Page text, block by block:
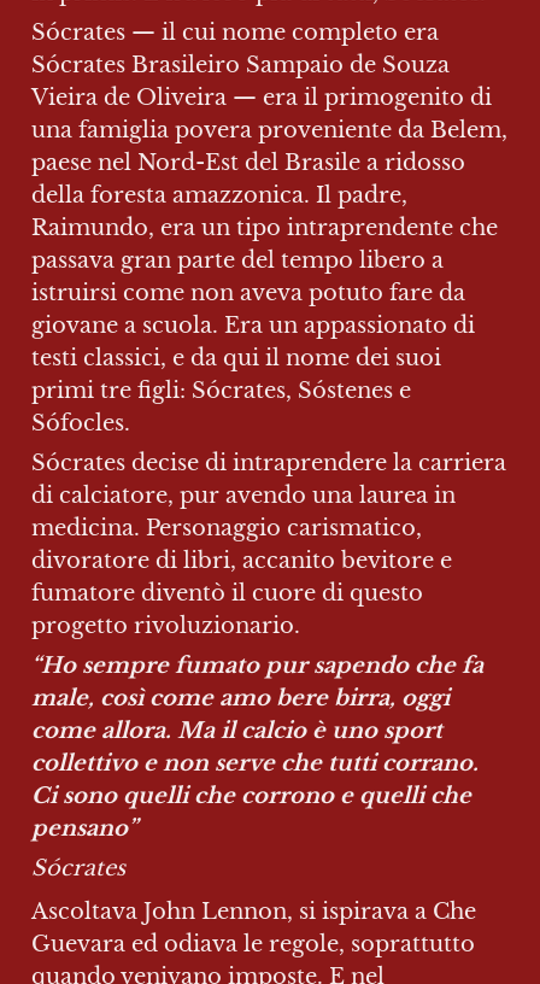
Sócrates — il cui nome completo era
Sócrates Brasileiro Sampaio de Souza
Vieira de Oliveira — era il primogenito di
una famiglia povera proveniente da Belem,
paese nel Nord-Est del Brasile a ridosso
della foresta amazzonica. Il padre,
Raimundo, era un tipo intraprendente che
passava gran parte del tempo libero a
istruirsi come non aveva potuto fare da
giovane a scuola. Era un appassionato di
testi classici, e da qui il nome dei suoi
primi tre figli: Sócrates, Sóstenes e
Sófocles.
Sócrates decise di intraprendere la carriera
di calciatore, pur avendo una laurea in
medicina. Personaggio carismatico,
divoratore di libri, accanito bevitore e
fumatore diventò il cuore di questo
progetto rivoluzionario.
“Ho sempre fumato pur sapendo che fa
male, così come amo bere birra, oggi
come allora. Ma il calcio è uno sport
collettivo e non serve che tutti corrano.
Ci sono quelli che corrono e quelli che
pensano”
Sócrates
Ascoltava John Lennon, si ispirava a Che
Guevara ed odiava le regole, soprattutto
quando venivano imposte. E nel